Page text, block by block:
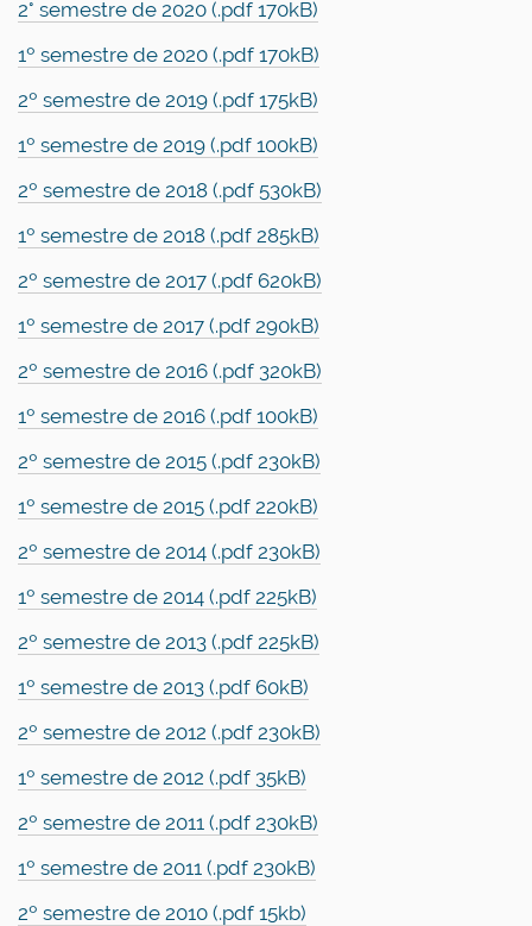
2° semestre de 2020 (.pdf 170kB)
1º semestre de 2020 (.pdf 170kB)
2º semestre de 2019 (.pdf 175kB)
1º semestre de 2019 (.pdf 100kB)
2º semestre de 2018 (.pdf 530kB)
1º semestre de 2018 (.pdf 285kB)
2º semestre de 2017 (.pdf 620kB)
1º semestre de 2017 (.pdf 290kB)
2º semestre de 2016 (.pdf 320kB)
1º semestre de 2016 (.pdf 100kB)
2º semestre de 2015 (.pdf 230kB)
1º semestre de 2015 (.pdf 220kB)
2º semestre de 2014 (.pdf 230kB)
1º semestre de 2014 (.pdf 225kB)
2º semestre de 2013 (.pdf 225kB)
1º semestre de 2013 (.pdf 60kB)
2º semestre de 2012 (.pdf 230kB)
1º semestre de 2012 (.pdf 35kB)
2º semestre de 2011 (.pdf 230kB)
1º semestre de 2011 (.pdf 230kB)
2º semestre de 2010 (.pdf 15kb)